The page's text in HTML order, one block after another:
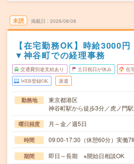
未読 掲載日 2026/08/08
【在宅勤務OK】時給3000
▼神谷町での経理事務
交通費別途支給あり 土日祝日が休み 在
WEB登録OK 派遣
勤務地
東京都港区
神谷町駅から徒歩3分／虎ノ門
曜日頻度 月～金／週5日
時間 09:00-17:30（休憩60分）実働7
期間 即日～長期 ※開始日相談OK